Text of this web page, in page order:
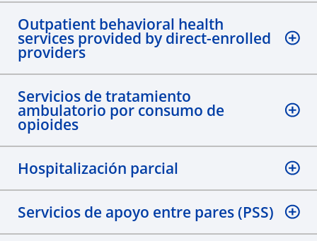
Outpatient behavioral health
services provided by direct-enrolled
providers
Servicios de tratamiento
ambulatorio por consumo de
opioides
Hospitalización parcial
Servicios de apoyo entre pares (PSS)